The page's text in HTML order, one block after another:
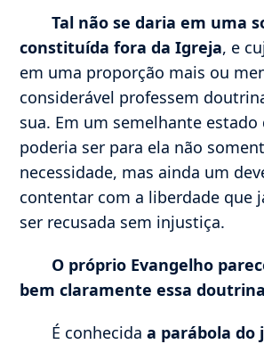
Tal não se daria em uma
constituída fora da Igreja, e
em uma proporção mais ou
considerável professem
sua. Em um semelhante estado
poderia ser para ela não
necessidade, mas ainda um
contentar com a liberdade que
ser recusada sem injustiça.
O próprio Evangelho
bem claramente essa
É conhecidaa parábola do